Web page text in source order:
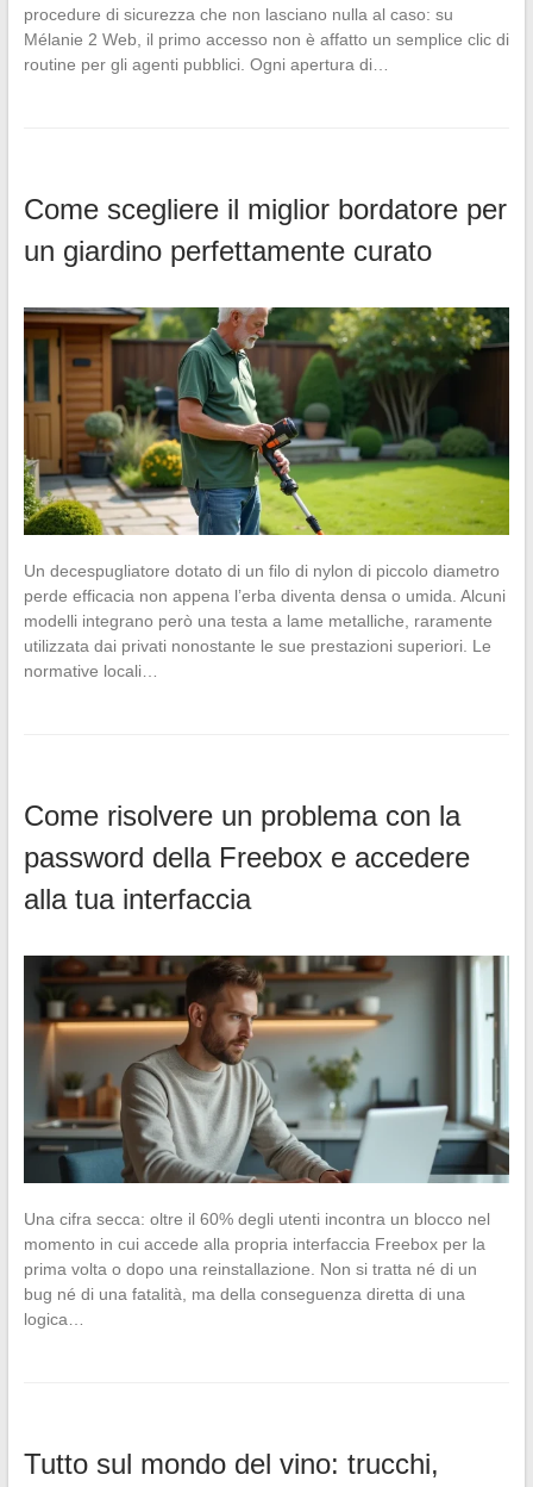
procedure di sicurezza che non lasciano nulla al caso: su
Mélanie 2 Web, il primo accesso non è affatto un semplice clic di
routine per gli agenti pubblici. Ogni apertura di…
Come scegliere il miglior bordatore per
un giardino perfettamente curato
Un decespugliatore dotato di un filo di nylon di piccolo diametro
perde efficacia non appena l’erba diventa densa o umida. Alcuni
modelli integrano però una testa a lame metalliche, raramente
utilizzata dai privati nonostante le sue prestazioni superiori. Le
normative locali…
Come risolvere un problema con la
password della Freebox e accedere
alla tua interfaccia
Una cifra secca: oltre il 60% degli utenti incontra un blocco nel
momento in cui accede alla propria interfaccia Freebox per la
prima volta o dopo una reinstallazione. Non si tratta né di un
bug né di una fatalità, ma della conseguenza diretta di una
logica…
Tutto sul mondo del vino: trucchi,